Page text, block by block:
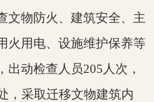
文物防火、建筑安全、主
火用电、设施维护保养等
出动检查人员205人次，
，采取迁移文物建筑内